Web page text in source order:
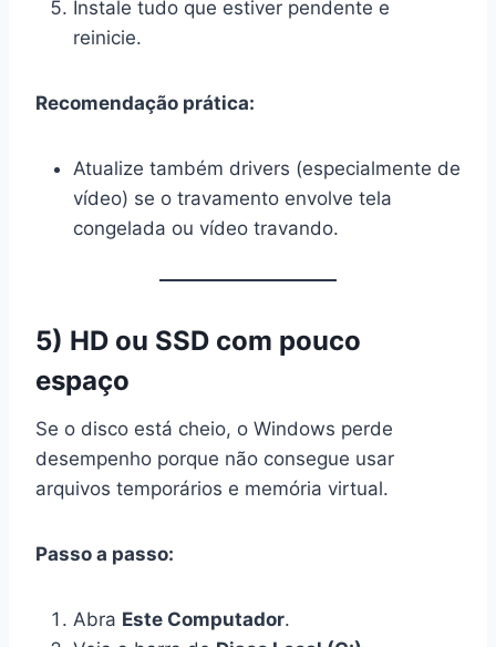
Instale tudo que estiver pendente e
reinicie.
Recomendação prática:
Atualize também drivers (especialmente de
vídeo) se o travamento envolve tela
congelada ou vídeo travando.
5) HD ou SSD com pouco
espaço
Se o disco está cheio, o Windows perde
desempenho porque não consegue usar
arquivos temporários e memória virtual.
Passo a passo:
Abra Este Computador.